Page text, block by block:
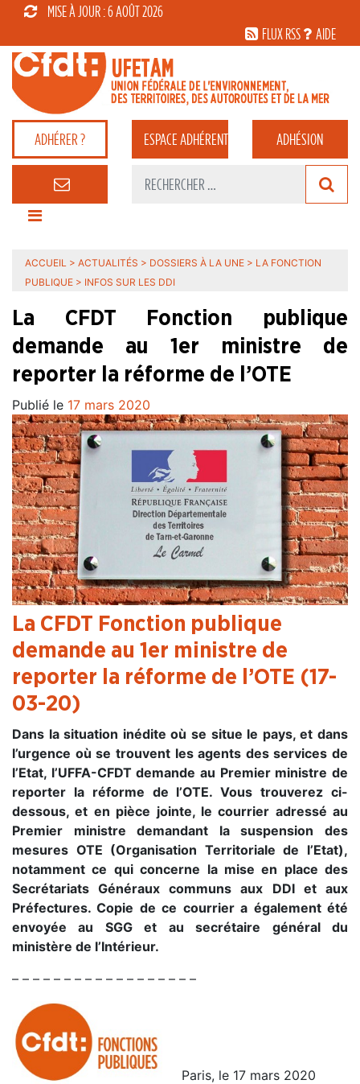
MISE À JOUR : 6 AOÛT 2026
FLUX RSS
AIDE
ADHÉRER ? ESPACEADHÉRENT ADHÉSION
ACCUEIL > ACTUALITÉS > DOSSIERS À LA UNE > LA FONCTION
PUBLIQUE > INFOS SUR LES DDI
La CFDT Fonction publique
demande au 1er ministre de
reporter la réforme de l’OTE
Publié le 17 mars 2020
La CFDT Fonction publique
demande au 1er ministre de
reporter la réforme de l’OTE (17-
03-20)
Dans la situation inédite où se situe le pays, et dans
l’urgence où se trouvent les agents des services de
l’Etat, l’UFFA-CFDT demande au Premier ministre de
reporter la réforme de l’OTE. Vous trouverez ci-
dessous, et en pièce jointe, le courrier adressé au
Premier ministre demandant la suspension des
mesures OTE (Organisation Territoriale de l’Etat),
notamment ce qui concerne la mise en place des
Secrétariats Généraux communs aux DDI et aux
Préfectures. Copie de ce courrier a également été
envoyée au SGG et au secrétaire général du
ministère de l’Intérieur.
– – – – – – – – – – – – – – – – – –
Paris, le 17 mars 2020